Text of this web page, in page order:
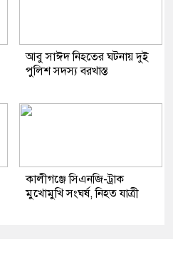
আবু সাঈদ নিহতের ঘটনায় দুই
পুলিশ সদস্য বরখাস্ত
কালীগঞ্জে সিএনজি-ট্রাক
মুখোমুখি সংঘর্ষ, নিহত যাত্রী